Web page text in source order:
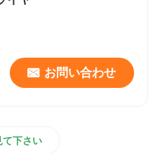
ター コントローラー
お問い合わせ
て下さい